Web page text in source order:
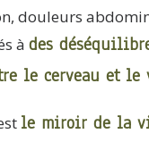
douleurs
à des
le cerveau et le
le miroir de la